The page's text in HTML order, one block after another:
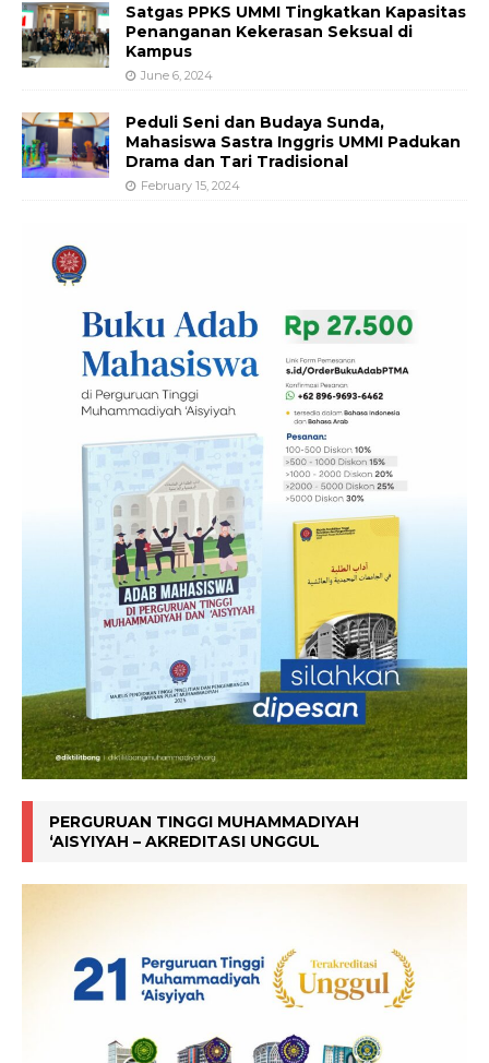
Satgas PPKS UMMI Tingkatkan Kapasitas
Penanganan Kekerasan Seksual di
Kampus
June 6, 2024
Peduli Seni dan Budaya Sunda,
Mahasiswa Sastra Inggris UMMI Padukan
Drama dan Tari Tradisional
February 15, 2024
PERGURUAN TINGGI MUHAMMADIYAH
‘AISYIYAH – AKREDITASI UNGGUL